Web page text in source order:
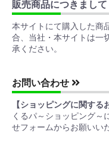
販売商品につきまして
本サイトにて購入した商
合、当社・本サイトは一
承ください。
お問い合わせ
【ショッピングに関する
くるパ～ショッピング～
せフォームからお願いい